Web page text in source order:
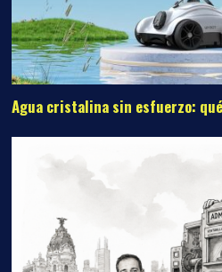
Agua cristalina sin esfuerzo: